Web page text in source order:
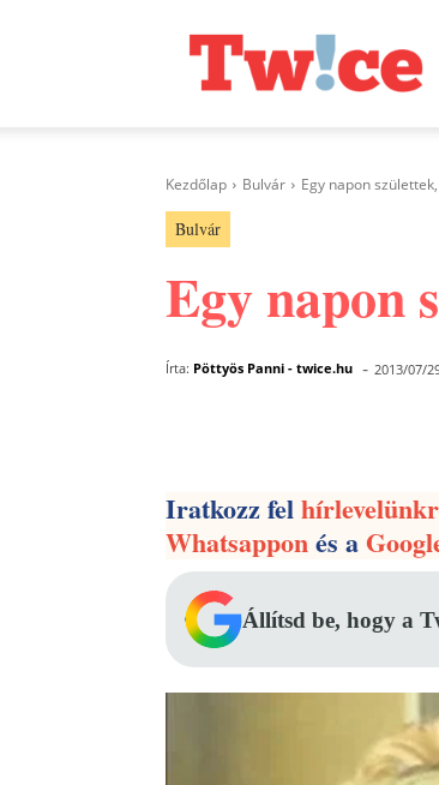
Kezdőlap Bulvár Egy napon
Bulvár
Egy napon
Írta: Pöttyös Panni - twice.hu - 2013/07/
Iratkozz fel
Whatsapponés a
Állítsd be, hogy a